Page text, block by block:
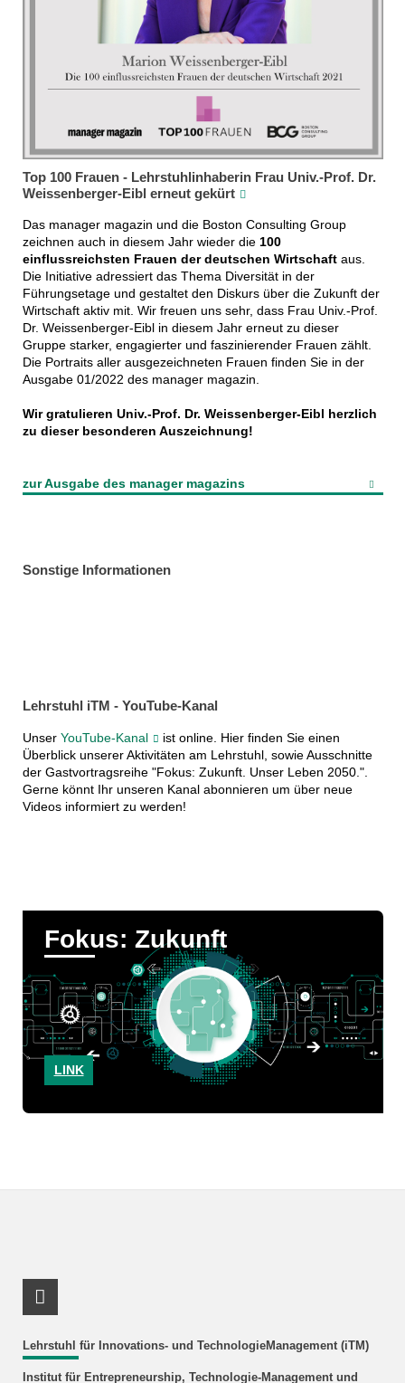
Top 100 Frauen - Lehrstuhlinhaberin Frau Univ.-Prof. Dr.
Weissenberger-Eibl erneut gekürt
Das manager magazin und die Boston Consulting Group
zeichnen auch in diesem Jahr wieder die 100
einflussreichsten Frauen der deutschen Wirtschaftaus.
Die Initiative adressiert das Thema Diversität in der
Führungsetage und gestaltet den Diskurs über die Zukunft der
Wirtschaft aktiv mit. Wir freuen uns sehr, dass Frau Univ.-Prof.
Dr. Weissenberger-Eibl in diesem Jahr erneut zu dieser
Gruppe starker, engagierter und faszinierender Frauen zählt.
Die Portraits aller ausgezeichneten Frauen finden Sie in der
Ausgabe 01/2022 des manager magazin.
Wir gratulieren Univ.-Prof. Dr. Weissenberger-Eibl herzlich
zu dieser besonderen Auszeichnung!
zur Ausgabe des manager magazins
Sonstige Informationen
Lehrstuhl iTM - YouTube-Kanal
Unser YouTube-Kanal
ist online. Hier finden Sie einen
Überblick unserer Aktivitäten am Lehrstuhl, sowie Ausschnitte
der Gastvortragsreihe "Fokus: Zukunft. Unser Leben 2050.".
Gerne könnt Ihr unseren Kanal abonnieren um über neue
Videos informiert zu werden!
Fokus: Zukunft
LINK
Lehrstuhl für Innovations- und TechnologieManagement (iTM)
Institut für Entrepreneurship, Technologie-Management und
RSS-Feed